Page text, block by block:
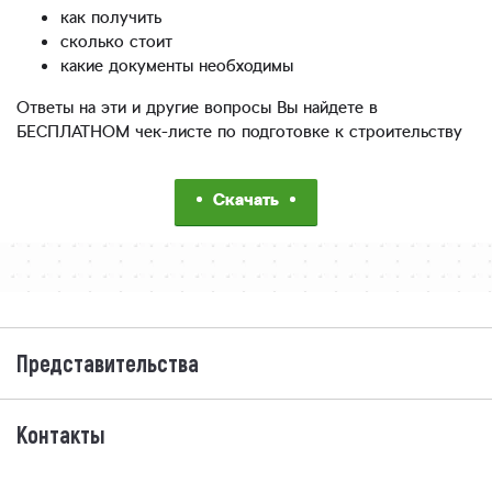
как получить
сколько стоит
какие документы необходимы
Ответы на эти и другие вопросы Вы найдете в
БЕСПЛАТНОМ чек-листе по подготовке к строительству
Скачать
Представительства
Контакты